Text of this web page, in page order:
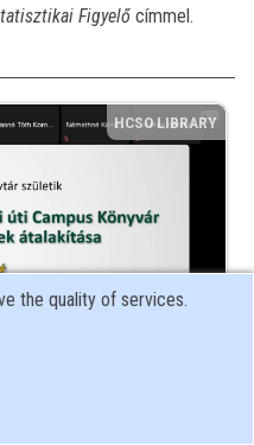
Figyelő címmel.
HCSO LIBRARY
Könyvtár Böszörményi úti
the quality of services.